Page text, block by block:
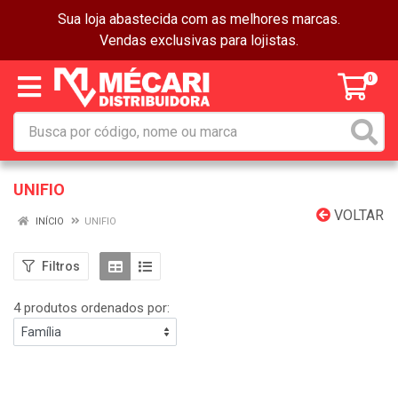
Sua loja abastecida com as melhores marcas.
Vendas exclusivas para lojistas.
0
UNIFIO
VOLTAR
INÍCIO UNIFIO
Filtros
4 produtos ordenados por: